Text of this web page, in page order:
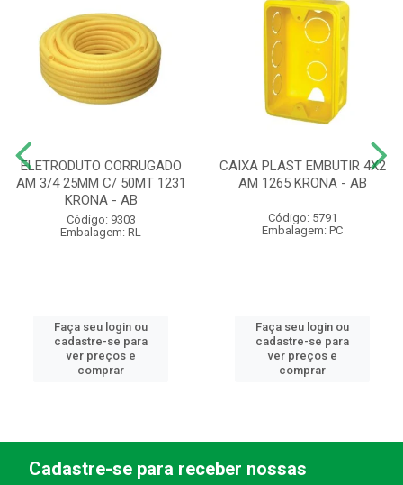
ELETRODUTO CORRUGADO
AM 3/4 25MM C/ 50MT 1231
KRONA - AB
Código: 9303
Embalagem: RL
Faça seu login ou
cadastre-se para
ver preços e
comprar
CAIXA PLAST EMBUTIR 4X2
AM 1265 KRONA - AB
Código: 5791
Embalagem: PC
Faça seu login ou
cadastre-se para
ver preços e
comprar
Cadastre-se para receber nossas